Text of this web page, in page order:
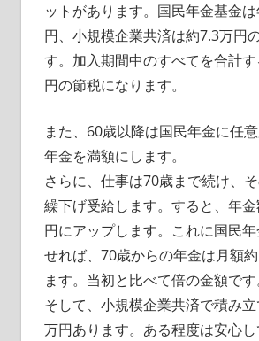
ットがあります。国民年金基金
円、小規模企業共済は約7.3万円
す。加入期間中のすべてを合計
円の節税になります。
また、60歳以降は国民年金に任
年金を満額にします。
さらに、仕事は70歳まで続け、
繰下げ受給します。すると、年
円にアップします。これに国民
せれば、70歳からの年金は月額
ます。当初と比べて倍の金額です
そして、小規模企業共済で積み
万円あります。ある程度は安心